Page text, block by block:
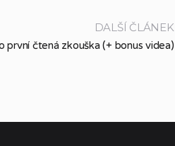
DALŠÍ ČLÁNEK
první čtená zkouška (+ bonus videa)